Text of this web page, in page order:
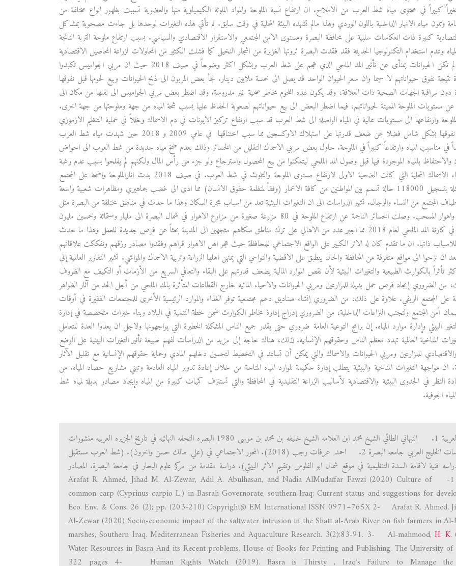
كبيراً في محتوى مياه شط العرب من الاملاح. ان ارتفاع نسبة الملوحة والمواد الملوثة الكيمياوية منها والعضوية تسببت بظهور انواع مختلفة من
وتلون مياه الانهار الداخلية باللون الوردي وهذا مالم تشهده البيئة المحلية في وقت سابق. لم تأتي هذه التغيرات لوحدها بل جاءت مصحوبة بمشاكل
كبيرة ذات انعكاسات سلبية على محافظة البصرة ومستوى الامن المجتمعي والاستقرار الاقتصادي والسياسي. بسبب ارتفاع ملوحة التربة الناتجة
وعدم استخدام التكنولوجيا الحديثة فقد فقدت البصرة ثروتها الغزيرة من اشجار النخيل كما فشلت الكثير من المحاولات لزراعة المحاصيل الاقتصادية
في المحافظة. لم تكن الحيوانات بمنأى عن تأثير المد الملحي الذي هجم على شط العرب وبشكل اكثر وضوحاً في صيف 2018 حيث ان مربي الجواميس تكبدوا
نفوق حيواناتهم لا سيما وان سعر الحيوان الواحد قد يصل الى خمسة ملايين دينار. لجأ بعض المربون الى ذبح الحيوانات وبيع لحومها قبل نفوقها
دون مراقبة الجهات الصحية ذات العلاقة، وقد يكون لهذه اللحوم مخاطر صحية غير مدروسة. وقد اضطر بعض مربي الجواميس الى نقلها من مكان الى
مستويات الملوحة المميتة لحيواناتهم، فيما اضطر البعض الى بيع حيواناتهم لصعوبة الحفاظ عليها بسبب شحة المياه من جهة وملوحتها من جهة اخرى.
وارتفاعها الى مستويات عالية في المياه الواصلة الى شط العرب قد سبب ارتفاع تركيز الايونات في دم الاسماك وخللاً في عملية التنظيم الازموزي
مما ادى الى نفوقها بشكل شامل فضلا عن ضعف قدرتها على استهلاك الاوكسجين مما سبب اختناقها في عامي 2009 و 2018 حين شهدت مياه شط العرب
في مناسيب المياه وارتفاعاً كبيراً في الملوحة. حاول بعض مربي الاسماك التقليل من الخسائر وذلك بعدم ضخ مياه جديدة من شط العرب الى احواض
والاحتفاظ بالمياه الموجودة فيها قبل وصول المد الملحي ليتمكنوا من بيع المحصول واسترجاع ولو جزء من رأس المال ولكنهم لم يفلحوا بسبب عدم رغبة
المستهلك بشراء الاسماك المحلية التي كانت الضحية الاولى لارتفاع مستوى الملوحة والتلوث في شط العرب. في صيف 2018 بدت اثارالملوحة واضحة على المجتمع
البصري متمثلة بتسجيل 118000 حالة تسمم بين المواطنين من كافة الاعمار (وفقاً لمنظمة حقوق الانسان) مما ادى الى غضب جماهيري ومظاهرات شعبية واسعة
المجتمع من النساء والرجال. تشير الدراسات الى ان التغيرات البيئية تعد من اسباب هجرة السكان وهذا ما حدث في مناطق مختلفة من البصرة مثل
قضاء الفاو واهوار المسحب. وصلت الخسائر الناجمة عن ارتفاع الملوحة في 80 مزرعة صغيرة من مزارع الاهوار في شمال البصرة الى مليار وستمائة وخمسين مليون
دينار عراقي في كارثة المد الملحي لعام 2018 مما اجبر عدد من الاهالي على ترك مناطق سكناهم متجهين الى المدينة بحثاً عن فرص جديدة للعمل وهذا ما حدث
عام 2009 للاسباب ذاتها. ان ما تقدم كان له الاثر الكبير على الواقع الاجتماعي للمحافظة حيث هجر اهل الاهوار قراهم وفقدوا مصادر رزقهم وتفككت علاقاتهم
ان نزحوا الى مواقع متفرقة من المحافظة والحال ينطبق على الاقضية والنواحي التي يمتهن اهلها الزراعة وتربية الاسماك والمواشي. تشير التقارير العالمية إلى
تأثراً بالكوارث الطبيعية والتغيرات البيئية لأن نقص الموارد المالية يضعف قدرتهم على البقاء والتعافي السريع من الأزمات أو التكيف مع الظروف
من الضروري إيجاد فرص عمل بديلة للمزارعين ومربي الحيوانات والاحياء المائية خارج القطاعات المتأثرة بالمد الملحي من أجل الحد من آثار الظواهر
على المجتمع الريفي. علاوة على ذلك، من الضروري إنشاء صناديق دعم مجتمعية توفر الغذاء والموارد الرئيسية الأخرى للمجتمعات الفقيرة في أوقات
أمن المجتمع ولتجنب النزاعات الداخلية، من الضروري إدراج إدارة مخاطر الكوارث ضمن خطة التنمية في البلاد وبناء خبرات متخصصة في إدارة
البيئي وإدارة موارد المياه. إن برامج التوعية العامة ضروري حتى يقدر جميع الناس المشكلة الخطيرة التي يواجهونها ولاجل ان يعدوا العدة للتعامل
المناخية العالمية تهدد معظم الناس وحقوقهم الإنسانية. لذلك، هناك حاجة إلى مزيد من الدراسات لفهم طبيعة تأثير التغيرات البيئية على الوضع
للمزارعين ومربي الحيوانات والاسماك والتي يمكن أن تساعد في التخطيط لتحسين دخلهم المادي وحماية حقوقهم الإنسانية مع تقليل الآثار
ان مواجهة التغيرات المناخية والبيئية يتطلب إدارة حكيمة لموارد المياه المتاحة من خلال إعادة تدوير المياه العادمة وتبني مشاريع حصاد المياه. من
النظر في الجدوى البيئية والاقتصادية لأساليب الزراعة التقليدية في المحافظة والتي تستنزف كميات كبيرة من المياه وإيجاد مصادر بديلة لمياه شط
الجوفية.
المصادر العربية 1. النبهاني الطائي الشيخ محمد ابن العلامه الشيخ خليفه بن محمد بن موسى 1980 البصره التحفه النهائيه في تاريخ الجزيره العربيه منشورات
مركز دراسات الخليج العربي جامعه البصرة 2. احمد, عرفات رجب (2018). المحور الاجتماعي في (علي, مالك حسن واخرون). (شط العرب مستقبل
فنية لاقامة السدة التنظيمية في موقع شمال ابو الفلوس وتقييم الاثر البيئي). دراسة مقدمة من مركز علوم البحار في جامعة البصرة. المصادر
الاجنبية 1- Arafat R. Ahmed, Jihad M. Al-Zewar, Adil A. Abulhasan, and Nadia AlMudaffar Fawzi (2020) Culture of
common carp (Cyprinus carpio L.) in Basrah Governorate, southern Iraq; Current status and suggestions for
Eco. Env. & Cons. 26 (2); pp. (203-210) Copyright@ EM International ISSN 0971–765X 2- Arafat R. Ahmed,
Al-Zewar (2020) Socio-economic impact of the saltwater intrusion in the Shatt al-Arab River on fish farmers in Al-
marshes, Southern Iraq. Mediterranean Fisheries and Aquaculture Research. 3(2):83-91. 3- Al-mahmood,H. K.
Water Resources in Basra And its Recent problems. House of Books for Printing and Publishing. The University of
322 pages 4- Human Rights Watch (2019). Basra is Thirsty , Iraq’s Failure to Manage the